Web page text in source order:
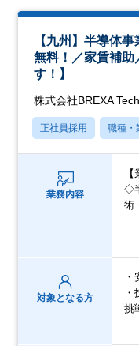
【九州】半導体
無料！／家賃補助
す！】
株式会社BREXA
正社員採用 職種・
業務内容
◇
術
対象となる方
挑